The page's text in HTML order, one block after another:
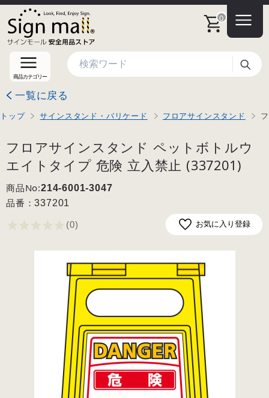
0
商品カテゴリー
検索
一覧に戻る
トップ サインスタンド・バリケード フロアサインスタンド
フロアサインスタンド ペットボトルウ
エイトタイプ 危険 立入禁止 (337201)
商品No:214-6001-3047
品番：337201
(0) お気に入り登録